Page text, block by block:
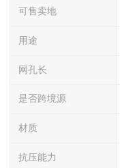
可售卖地
用途
网孔长
是否跨境源
材质
抗压能力